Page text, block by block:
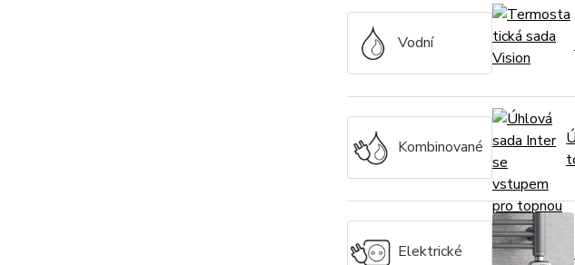
Vodní
Kombinované
Elektrické